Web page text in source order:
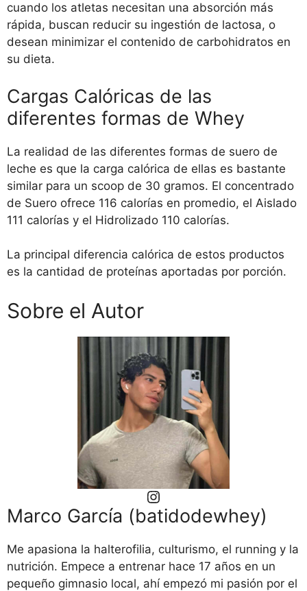
cuando los atletas necesitan una absorción más
rápida, buscan reducir su ingestión de lactosa, o
desean minimizar el contenido de carbohidratos en
su dieta.
Cargas Calóricas de las
diferentes formas de Whey
La realidad de las diferentes formas de suero de
leche es que la carga calórica de ellas es bastante
similar para un scoop de 30 gramos. El concentrado
de Suero ofrece 116 calorías en promedio, el Aislado
111 calorías y el Hidrolizado 110 calorías.
La principal diferencia calórica de estos productos
es la cantidad de proteínas aportadas por porción.
Sobre el Autor
Instagram
Marco García (batidodewhey)
Me apasiona la halterofilia, culturismo, el running y la
nutrición. Empece a entrenar hace 17 años en un
pequeño gimnasio local, ahí empezó mi pasión por el